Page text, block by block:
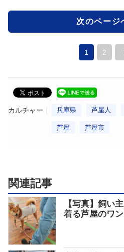
次のページ
1 2
カルチャー 兵庫県 芦屋人
芦屋 芦屋市
関連記事
【写真】飼い
着る芦屋のワ